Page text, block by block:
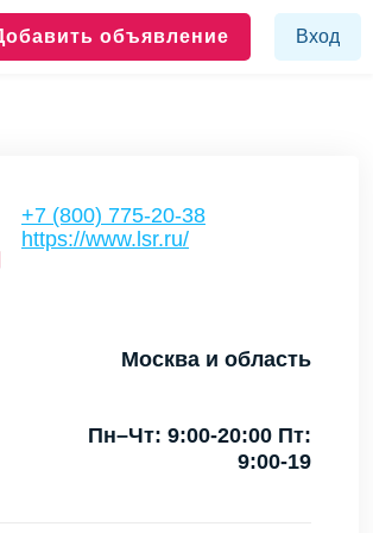
объявление Вход
+7 (800) 775-20-38
https://www.lsr.ru/
Москва и область
Пн–Чт: 9:00-20:00 Пт:
9:00-19